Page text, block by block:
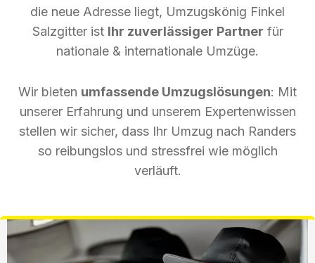
die neue Adresse liegt, Umzugskönig Finkel
Salzgitter ist Ihr zuverlässiger Partner für
nationale & internationale Umzüge.
Wir bieten umfassende Umzugslösungen: Mit
unserer Erfahrung und unserem Expertenwissen
stellen wir sicher, dass Ihr Umzug nach Randers
so reibungslos und stressfrei wie möglich
verläuft.